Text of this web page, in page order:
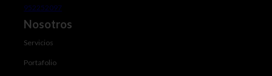
952252097
Nosotros
Servicios
Portafolio